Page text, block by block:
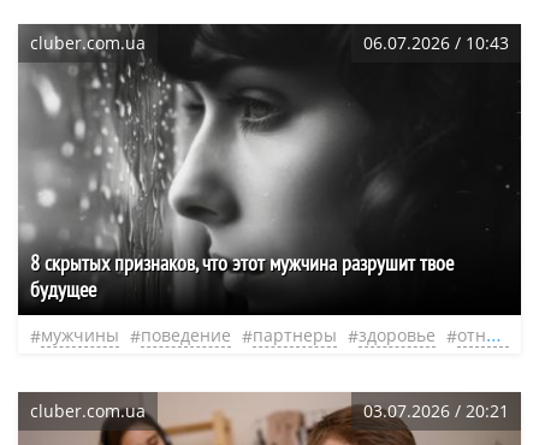
cluber.com.ua 06.07.2026 / 10:43
8 скрытых признаков, что этот мужчина разрушит твое
будущее
мужчины поведение партнеры здоровье отношения
cluber.com.ua 03.07.2026 / 20:21